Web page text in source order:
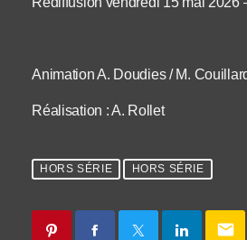
Animation A. Doudies / M.
Réalisation : A. Rollet
HORS SÉRIE HORS SÉRIE
email